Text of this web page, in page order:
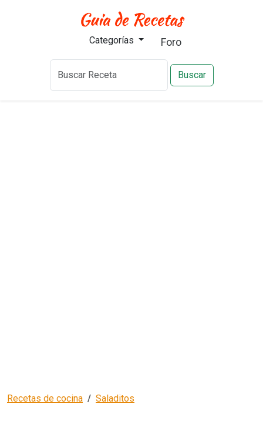
Categorías Foro
Buscar
Recetas de cocina Saladitos